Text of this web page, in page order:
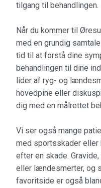
tilgang til behandlingen.
Når du kommer til
med en grundig
tid til at forstå dine
behandlingen til dine
lider af ryg- og
hovedpine eller
dig med en målrettet
Vi ser også mange
med sportsskader
efter en skade.
eller lændesmerter, og
favoritside er også